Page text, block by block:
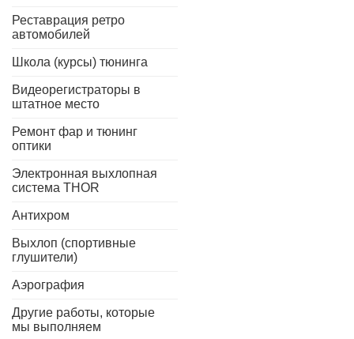
Реставрация ретро
автомобилей
Школа (курсы) тюнинга
Видеорегистраторы в
штатное место
Ремонт фар и тюнинг
оптики
Электронная выхлопная
система THOR
Антихром
Выхлоп (спортивные
глушители)
Аэрография
Другие работы, которые
мы выполняем